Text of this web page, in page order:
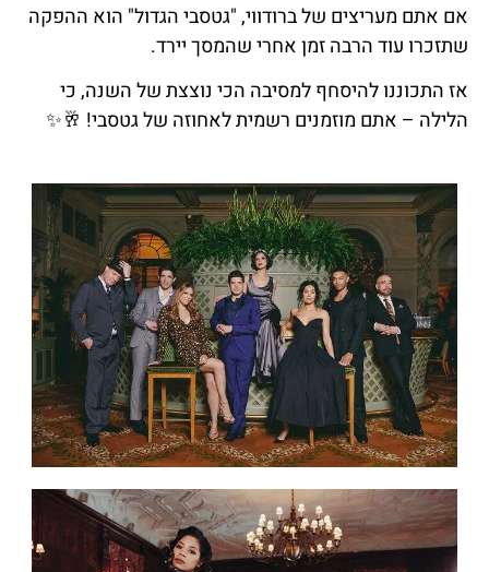
אם אתם מעריצים של ברודווי, "גטסבי הגדול" הוא ההפקה
שתזכרו עוד הרבה זמן אחרי שהמסך יירד.
אז התכוננו להיסחף למסיבה הכי נוצצת של השנה, כי
הלילה – אתם מוזמנים רשמית לאחוזה של גטסבי! 🥂✨